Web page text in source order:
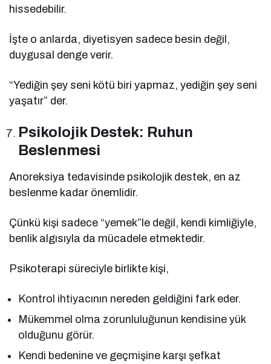
hissedebilir.
İşte o anlarda, diyetisyen sadece besin değil,
duygusal denge verir.
“Yediğin şey seni kötü biri yapmaz, yediğin şey seni
yaşatır” der.
Psikolojik Destek: Ruhun
Beslenmesi
Anoreksiya tedavisinde psikolojik destek, en az
beslenme kadar önemlidir.
Çünkü kişi sadece “yemek”le değil, kendi kimliğiyle,
benlik algısıyla da mücadele etmektedir.
Psikoterapi süreciyle birlikte kişi,
Kontrol ihtiyacının nereden geldiğini fark eder.
Mükemmel olma zorunluluğunun kendisine yük
olduğunu görür.
Kendi bedenine ve geçmişine karşı şefkat